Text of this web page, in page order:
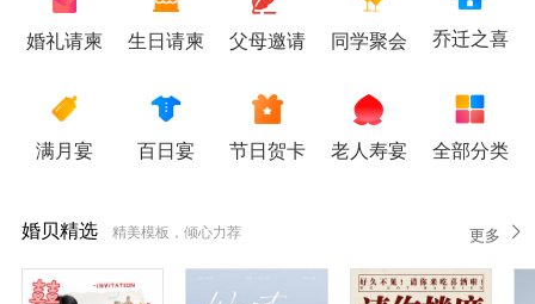
婚礼请柬 生日请柬 父母邀请 同学聚会 乔迁之喜
满月宴 百日宴 节日贺卡 老人寿宴 全部分类
婚贝精选 精美模板，倾心力荐 更多